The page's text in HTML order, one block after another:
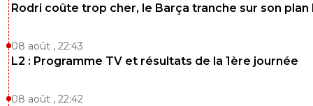
Rodri coûte trop cher, le Barça tranche sur son plan
08 août , 22:43
L2 : Programme TV et résultats de la 1ère journée
08 août , 22:42